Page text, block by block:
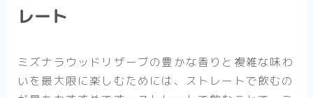
レート
ミズナラウッドリザーブの豊かな香りと複雑な味わ
いを最大限に楽しむためには、ストレートで飲むの